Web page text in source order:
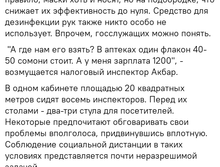
снижает их эффективность до нуля. Средство для
дезинфекции рук также никто особо не
использует. Впрочем, госслужащих можно понять.
"А где нам его взять? В аптеках один флакон 40-
50 сомони стоит. А у меня зарплата 1200", -
возмущается налоговый инспектор Акбар.
В одном кабинете площадью 20 квадратных
метров сидят восемь инспекторов. Перед их
столами - два-три стула для посетителей.
Некоторые предпочитают обговаривать свои
проблемы вполголоса, придвинувшись вплотную.
Соблюдение социальной дистанции в таких
условиях представляется почти неразрешимой